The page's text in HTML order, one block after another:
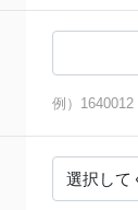
例）1640012